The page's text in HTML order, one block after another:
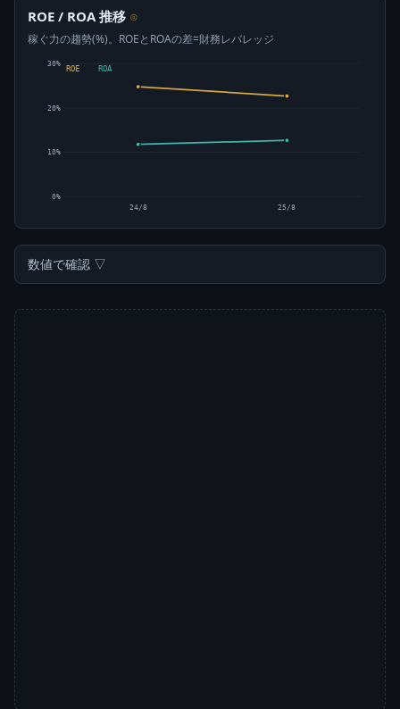
ROE / ROA 推移 ⊙
稼ぐ力の趨勢(%)。ROEとROAの差=財務レバレッジ
0%
10%
20%
30%
ROE ROA
24/8 25/8
数値で確認 ▽